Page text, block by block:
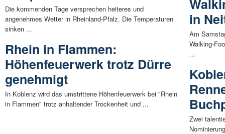
Die kommenden Tage versprechen heiteres und
angenehmes Wetter in Rheinland-Pfalz. Die Temperaturen
sinken ...
Rhein in Flammen:
Höhenfeuerwerk trotz Dürre
genehmigt
In Koblenz wird das umstrittene Höhenfeuerwerk bei "Rhein
in Flammen" trotz anhaltender Trockenheit und ...
in
Am
Walking-
...
Zwei